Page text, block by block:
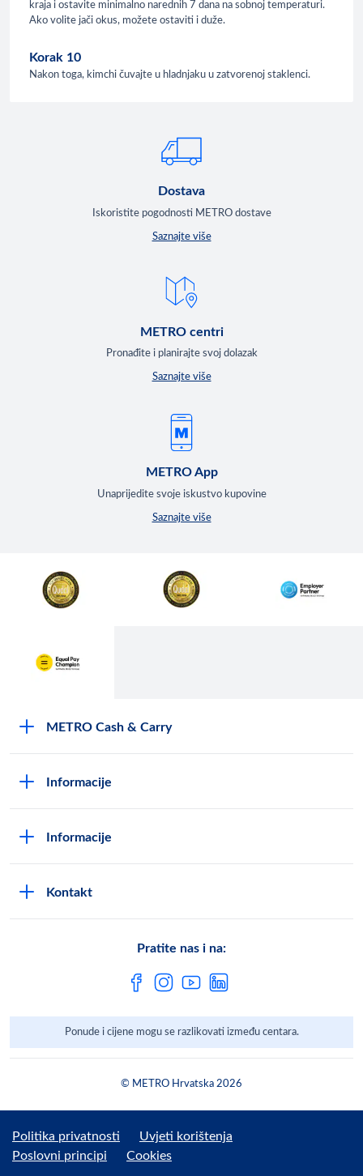
kraja i ostavite minimalno narednih 7 dana na sobnoj temperaturi.
Ako volite jači okus, možete ostaviti i duže.
Korak 10
Nakon toga, kimchi čuvajte u hladnjaku u zatvorenoj staklenci.
Dostava
Iskoristite pogodnosti METRO dostave
Saznajte više
METRO centri
Pronađite i planirajte svoj dolazak
Saznajte više
METRO App
Unaprijedite svoje iskustvo kupovine
Saznajte više
METRO Cash & Carry
Informacije
Informacije
Kontakt
Pratite nas i na:
Ponude i cijene mogu se razlikovati između centara.
© METRO Hrvatska 2026
Politika privatnosti
Uvjeti korištenja
Poslovni principi
Cookies